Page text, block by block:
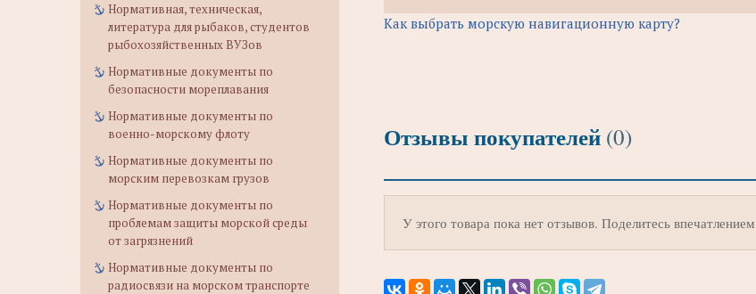
Нормативная, техническая,
литература для рыбаков, студентов
рыбохозяйственных ВУЗов
Нормативные документы по
безопасности мореплавания
Нормативные документы по
военно-морскому флоту
Нормативные документы по
морским перевозкам грузов
Нормативные документы по
проблемам защиты морской среды
от загрязнений
Нормативные документы по
радиосвязи на морском транспорте
Как выбрать морскую навигационную карту?
Отзывы покупателей (0)
У этого товара пока нет отзывов. Поделитесь